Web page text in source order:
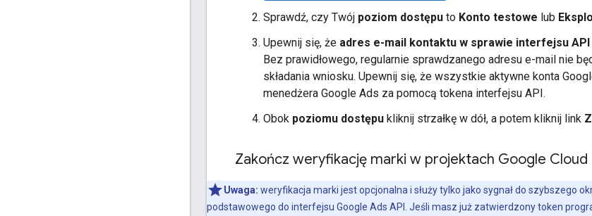
Sprawdź, czy Twój poziom dostępu to Konto testowe lub
Upewnij się, że adres e-mail kontaktu w sprawie interfejsu API
Bez prawidłowego, regularnie sprawdzanego adresu e-mail nie
składania wniosku. Upewnij się, że wszystkie aktywne konta
menedżera Google Ads za pomocą tokena interfejsu API.
Obok poziomu dostępu kliknij strzałkę w dół, a potem kliknij link
Zakończ weryfikację marki w projektach Google Cloud
Uwaga: weryfikacja marki jest opcjonalna i służy tylko jako sygnał do szybszego
podstawowego do interfejsu Google Ads API. Jeśli masz już zatwierdzony token